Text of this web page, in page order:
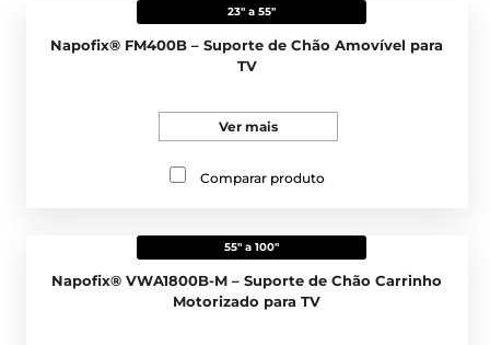
23" a 55"
Napofix® FM400B – Suporte de Chão Amovível para
TV
Ver mais
Comparar produto
55" a 100"
Napofix® VWA1800B-M – Suporte de Chão Carrinho
Motorizado para TV